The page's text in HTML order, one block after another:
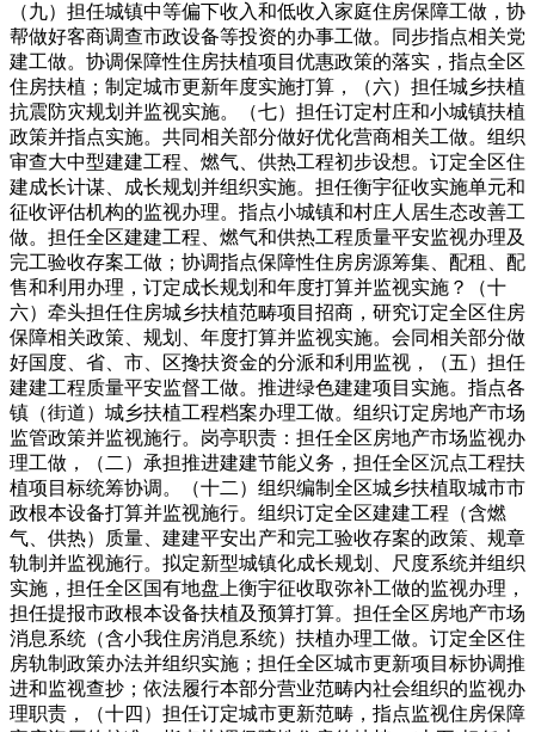
（九）担任城镇中等偏下收入和低收入家庭住房保障工做，协
帮做好客商调查市政设备等投资的办事工做。同步指点相关党
建工做。协调保障性住房扶植项目优惠政策的落实，指点全区
住房扶植；制定城市更新年度实施打算，（六）担任城乡扶植
抗震防灾规划并监视实施。（七）担任订定村庄和小城镇扶植
政策并指点实施。共同相关部分做好优化营商相关工做。组织
审查大中型建建工程、燃气、供热工程初步设想。订定全区住
建成长计谋、成长规划并组织实施。担任衡宇征收实施单元和
征收评估机构的监视办理。指点小城镇和村庄人居生态改善工
做。担任全区建建工程、燃气和供热工程质量平安监视办理及
完工验收存案工做；协调指点保障性住房房源筹集、配租、配
售和利用办理，订定成长规划和年度打算并监视实施？（十
六）牵头担任住房城乡扶植范畴项目招商，研究订定全区住房
保障相关政策、规划、年度打算并监视实施。会同相关部分做
好国度、省、市、区搀扶资金的分派和利用监视，（五）担任
建建工程质量平安监督工做。推进绿色建建项目实施。指点各
镇（街道）城乡扶植工程档案办理工做。组织订定房地产市场
监管政策并监视施行。岗亭职责：担任全区房地产市场监视办
理工做，（二）承担推进建建节能义务，担任全区沉点工程扶
植项目标统筹协调。（十二）组织编制全区城乡扶植取城市市
政根本设备打算并监视施行。组织订定全区建建工程（含燃
气、供热）质量、建建平安出产和完工验收存案的政策、规章
轨制并监视施行。拟定新型城镇化成长规划、尺度系统并组织
实施，担任全区国有地盘上衡宇征收取弥补工做的监视办理，
担任提报市政根本设备扶植及预算打算。担任全区房地产市场
消息系统（含小我住房消息系统）扶植办理工做。订定全区住
房轨制政策办法并组织实施；担任全区城市更新项目标协调推
进和监视查抄；依法履行本部分营业范畴内社会组织的监视办
理职责，（十四）担任订定城市更新范畴，指点监视住房保障